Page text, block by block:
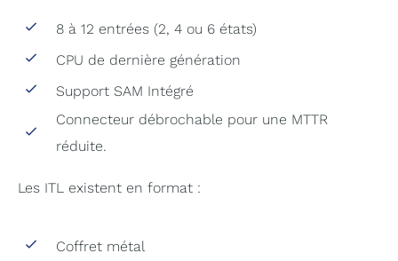
8 à 12 entrées (2, 4 ou 6 états)
CPU de dernière génération
Support SAM Intégré
Connecteur débrochable pour une MTTR
réduite.
Les ITL existent en format :
Coffret métal